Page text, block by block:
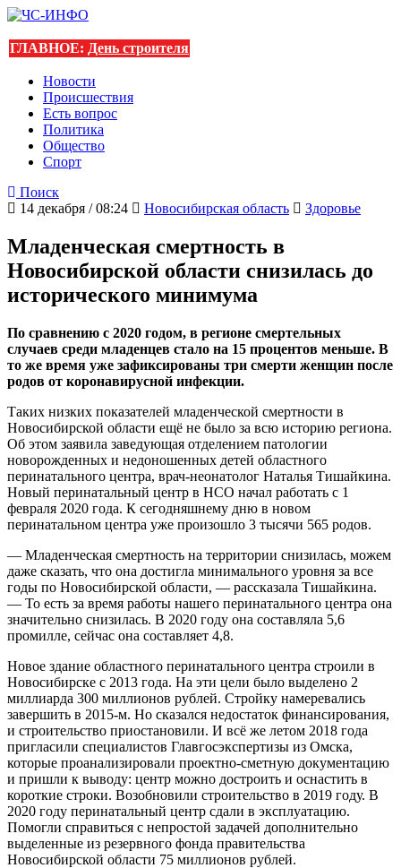
ГЛАВНОЕ: День строителя
Новости
Происшествия
Есть вопрос
Политика
Общество
Спорт
Поиск
14 декабря / 08:24
Новосибирская область Здоровье
Младенческая смертность в
Новосибирской области снизилась до
исторического минимума
По сравнению с 2020 годом, в регионе смертельных
случаев среди младенцев стало на 15 процентов меньше. В
то же время уже зафиксированы три смерти женщин после
родов от коронавирусной инфекции.
Таких низких показателей младенческой смертности в
Новосибирской области ещё не было за всю историю региона.
Об этом заявила заведующая отделением патологии
новорожденных и недоношенных детей областного
перинатального центра, врач-неонатолог Наталья Тишайкина.
Новый перинатальный центр в НСО начал работать с 1
февраля 2020 года. К сегодняшнему дню в новом
перинатальном центра уже произошло 3 тысячи 565 родов.
— Младенческая смертность на территории снизилась, можем
даже сказать, что она достигла минимального уровня за все
годы по Новосибирской области, — рассказала Тишайкина.
— То есть за время работы нашего перинатального центра она
значительно снизилась. В 2020 году она составляла 5,6
промилле, сейчас она составляет 4,8.
Новое здание областного перинатального центра строили в
Новосибирске с 2013 года. На эти цели было выделено 2
миллиарда 300 миллионов рублей. Стройку намеревались
завершить в 2015-м. Но сказался недостаток финансирования,
и строительство приостановили. И всё же летом 2018 года
пригласили специалистов Главгосэкспертизы из Омска,
которые проанализировали проектно-сметную документацию
и пришли к выводу: центр можно достроить и оснастить в
короткие строки. Возобновили строительство в 2019 году. В
2020 году перинатальный центр сдали в эксплуатацию.
Помогли справиться с непростой задачей дополнительно
выделенные из резервного фонда правительства
Новосибирской области 75 миллионов рублей.